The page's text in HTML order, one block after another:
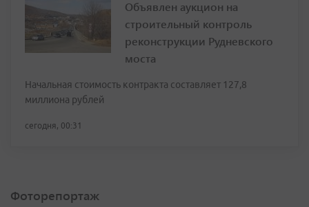
Объявлен аукцион на
строительный контроль
реконструкции Рудневского
моста
Начальная стоимость контракта составляет 127,8
миллиона рублей
сегодня, 00:31
Фоторепортаж